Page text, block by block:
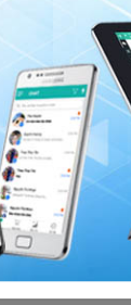
miễn phí
ảnh cho
Đặc biệt là
Nếu
online